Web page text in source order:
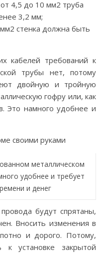
4,5 до 10 мм2 труба
3,2 мм;
стенка должна быть
кабелей требований к
трубы нет, потому
двойную и тройную
гофру или, как
Это намного удобнее и
металлическом
удобнее и требует
и денег
будут спрятаны,
Вносить изменения в
и дорого. Потому,
к установке закрытой